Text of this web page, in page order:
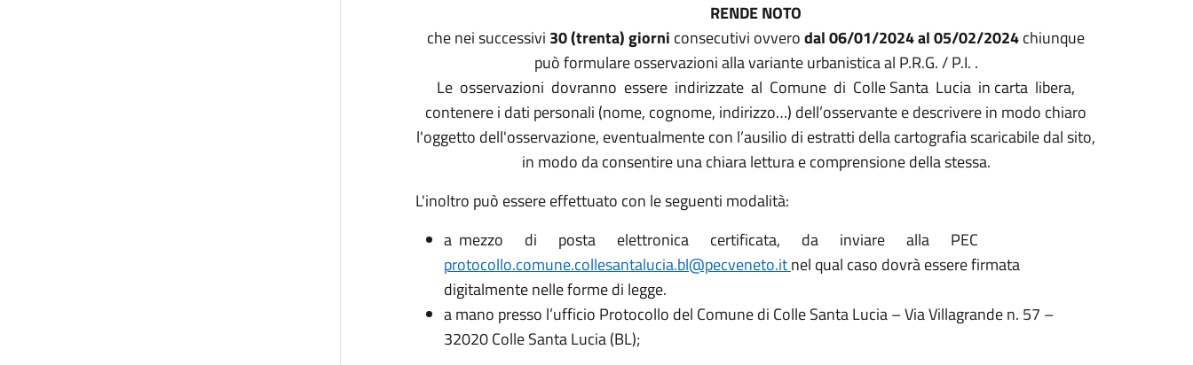
RENDE NOTO
che nei successivi 30 (trenta) giorni consecutivi ovverodal 06/01/2024 al 05/02/2024chiunque
può formulare osservazioni alla variante urbanistica al P.R.G. / P.I. .
Le osservazioni dovranno essere indirizzate al Comune di Colle Santa Lucia in carta libera,
contenere i dati personali (nome, cognome, indirizzo…) dell’osservante e descrivere in modo chiaro
l'oggetto dell'osservazione, eventualmente con l’ausilio di estratti della cartografia scaricabile dal sito,
in modo da consentire una chiara lettura e comprensione della stessa.
L'inoltro può essere effettuato con le seguenti modalità:
a mezzo di posta elettronica certificata, da inviare alla PEC
protocollo.comune.collesantalucia.bl@pecveneto.itnel qual caso dovrà essere firmata
digitalmente nelle forme di legge.
a mano presso l’ufficio Protocollo del Comune di Colle Santa Lucia – Via Villagrande n. 57 –
32020 Colle Santa Lucia (BL);